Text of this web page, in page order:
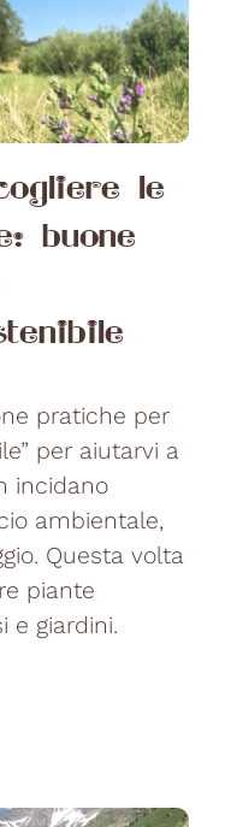
le
buone
pratiche per
per aiutarvi a
incidano
ambientale,
Questa volta
piante
e giardini.